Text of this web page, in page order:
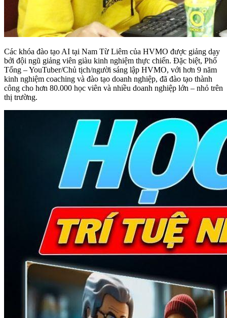
Các khóa đào tạo AI tại Nam Từ Liêm của HVMO được giảng dạy
bởi đội ngũ giảng viên giàu kinh nghiệm thực chiến. Đặc biệt, Phố
Tổng – YouTuber/Chủ tịch/người sáng lập HVMO, với hơn 9 năm
kinh nghiệm coaching và đào tạo doanh nghiệp, đã đào tạo thành
công cho hơn 80.000 học viên và nhiều doanh nghiệp lớn – nhỏ trên
thị trường.